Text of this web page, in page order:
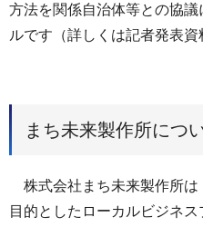
方法を関係自治体等との協
ルです（詳しくは記者発表資
まち未来製作所につ
株式会社まち未来製作所は
目的としたローカルビジネ